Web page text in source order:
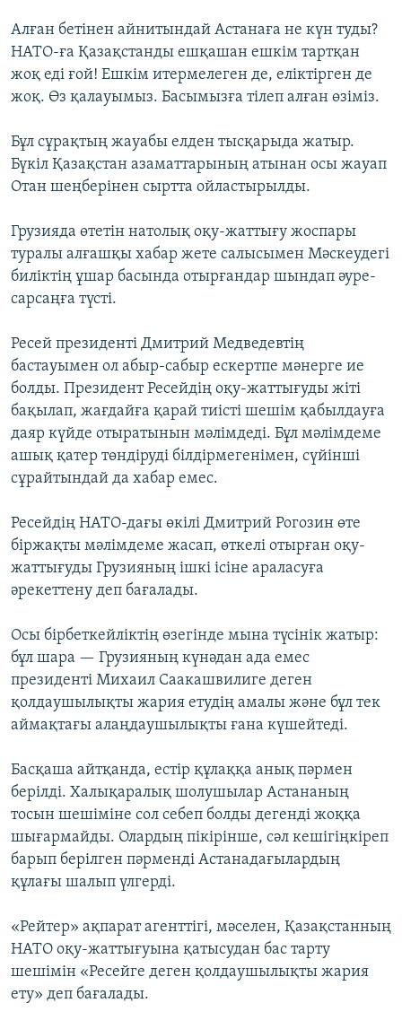
Алған бетінен айнитындай Астанаға не күн туды?
НАТО-ға Қазақстанды ешқашан ешкім тартқан
жоқ еді ғой! Ешкім итермелеген де, еліктірген де
жоқ. Өз қалауымыз. Басымызға тілеп алған өзіміз.
Бұл сұрақтың жауабы елден тысқарыда жатыр.
Бүкіл Қазақстан азаматтарының атынан осы жауап
Отан шеңберінен сыртта ойластырылды.
Грузияда өтетін натолық оқу-жаттығу жоспары
туралы алғашқы хабар жете салысымен Мәскеудегі
биліктің ұшар басында отырғандар шындап әуре-
сарсаңға түсті.
Ресей президенті Дмитрий Медведевтің
бастауымен ол абыр-сабыр ескертпе мәнерге ие
болды. Президент Ресейдің оқу-жаттығуды жіті
бақылап, жағдайға қарай тиісті шешім қабылдауға
даяр күйде отыратынын мәлімдеді. Бұл мәлімдеме
ашық қатер төндіруді білдірмегенімен, сүйінші
сұрайтындай да хабар емес.
Ресейдің НАТО-дағы өкілі Дмитрий Рогозин өте
біржақты мәлімдеме жасап, өткелі отырған оқу-
жаттығуды Грузияның ішкі ісіне араласуға
әрекеттену деп бағалады.
Осы бірбеткейліктің өзегінде мына түсінік жатыр:
бұл шара — Грузияның күнәдан ада емес
президенті Михаил Саакашвилиге деген
қолдаушылықты жария етудің амалы және бұл тек
аймақтағы алаңдаушылықты ғана күшейтеді.
Басқаша айтқанда, естір құлаққа анық пәрмен
берілді. Халықаралық шолушылар Астананың
тосын шешіміне сол себеп болды дегенді жоққа
шығармайды. Олардың пікірінше, сәл кешігіңкіреп
барып берілген пәрменді Астанадағылардың
құлағы шалып үлгерді.
«Рейтер» ақпарат агенттігі, мәселен, Қазақстанның
НАТО оқу-жаттығуына қатысудан бас тарту
шешімін «Ресейге деген қолдаушылықты жария
ету» деп бағалады.